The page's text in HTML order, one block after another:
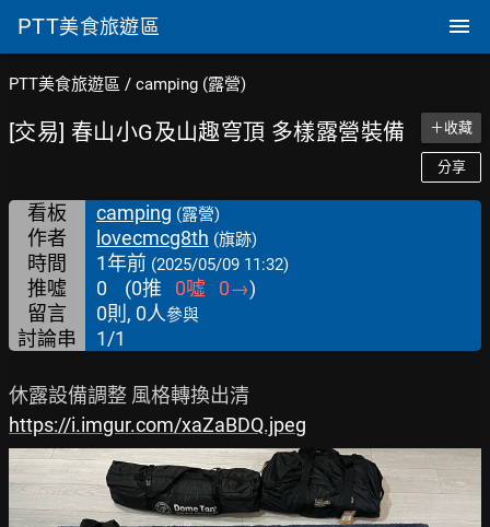
PTT美食旅遊區
PTT美食旅遊區 / camping (露營)
[交易] 春山小G及山趣穹頂 多樣露營裝備 ＋收藏
分享
看板 camping (露營)
作者 lovecmcg8th (旗跡)
時間 1年前 (2025/05/09 11:32)
推噓 0 (0推 0噓 0→)
留言
0則, 0人參與
討論串 1/1
https://i.imgur.com/xaZaBDQ.jpeg